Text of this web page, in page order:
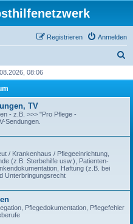
Anmelden
Registrieren
h
08:06
TV
- z.B. >>> "Pro Pflege -
Sendungen.
/ Krankenhaus / Pflegeeinrichtung,
(z.B. Sterbehilfe usw.), Patienten-
Haftung (z.B. bei
Unterbringungsrecht
Pflegedokumentation, Pflegefehler